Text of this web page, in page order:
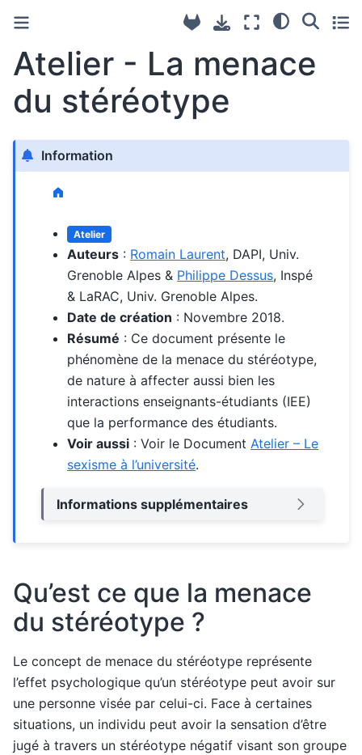
Atelier - La menace
du stéréotype
Information
Atelier
Auteurs : Romain Laurent, DAPI, Univ.
Grenoble Alpes & Philippe Dessus, Inspé
& LaRAC, Univ. Grenoble Alpes.
Date de création : Novembre 2018.
Résumé : Ce document présente le
phénomène de la menace du stéréotype,
de nature à affecter aussi bien les
interactions enseignants-étudiants (IEE)
que la performance des étudiants.
Voir aussi : Voir le Document Atelier – Le
sexisme à l’université.
Informations supplémentaires
Qu’est ce que la menace
du stéréotype ?
Le concept de menace du stéréotype représente
l’effet psychologique qu’un stéréotype peut avoir sur
une personne visée par celui-ci. Face à certaines
situations, un individu peut avoir la sensation d’être
jugé à travers un stéréotype négatif visant son groupe